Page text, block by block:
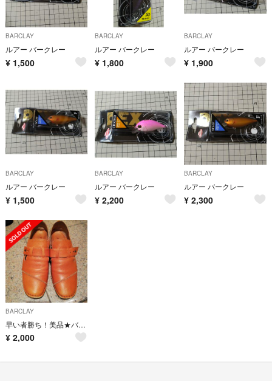
BARCLAY
ルアー バークレー
¥ 1,500
BARCLAY
ルアー バークレー
¥ 1,800
BARCLAY
ルアー バークレー
¥ 1,900
BARCLAY
ルアー バークレー
¥ 1,500
BARCLAY
ルアー バークレー
¥ 2,200
BARCLAY
ルアー バークレー
¥ 2,300
BARCLAY
早い者勝ち！美品★バークレー革靴
¥ 2,000